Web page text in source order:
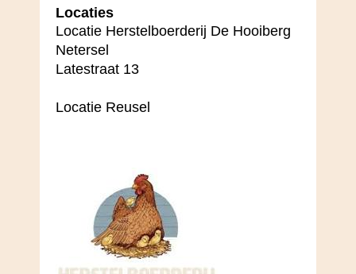
Locaties
Locatie Herstelboerderij De Hooiberg
Netersel
Latestraat 13
Locatie Reusel